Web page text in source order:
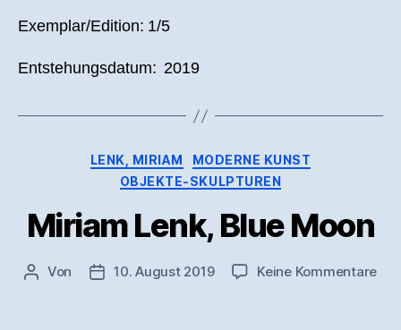
Exemplar/Edition: 1/5
Entstehungsdatum: 2019
Kategorien
LENK, MIRIAM
MODERNE KUNST
OBJEKTE-SKULPTUREN
Miriam Lenk, Blue Moon
Beitragsautor
Von Veröffentlichungsdatum
10. August 2019 Keine Kommentarezu